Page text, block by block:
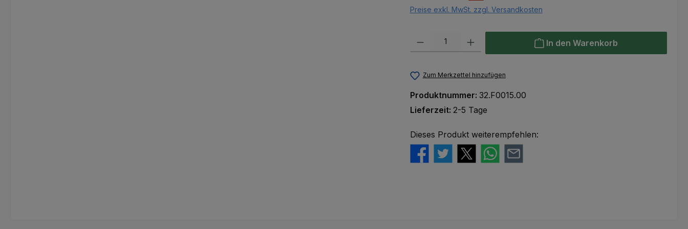
Preise exkl. MwSt. zzgl. Versandkosten
Produkt Anzahl: Gib den gewünschten Wert ein oder benutze die Schaltflächen
In den Warenkorb
Zum Merkzettel hinzufügen
Produktnummer: 32.F0015.00
Lieferzeit: 2-5 Tage
Dieses Produkt weiterempfehlen: